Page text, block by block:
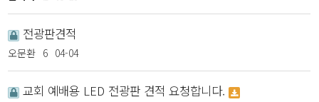
전광판견적
오문환 6 04-04
교회 예배용 LED 전광판 견적 요청합니다.